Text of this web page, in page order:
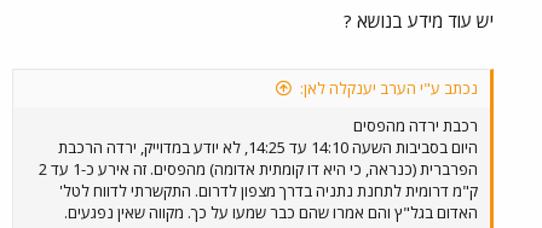
יש עוד מידע בנושא ?
נכתב ע"י הערב יענקלה לאן:
רכבת ירדה מהפסים
היום בסביבות השעה 14:10 עד 14:25, לא יודע במדוייק, ירדה הרכבת
הפרברית (כנראה, כי היא דו קומתית אדומה) מהפסים. זה אירע כ-1 עד 2
ק"מ דרומית לתחנת נתניה בדרך מצפון לדרום. התקשרתי לדווח לטל'
האדום בגל"ץ והם אמרו שהם כבר שמעו על כך. מקווה שאין נפגעים.